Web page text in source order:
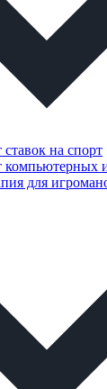
на спорт
компьютерных
для